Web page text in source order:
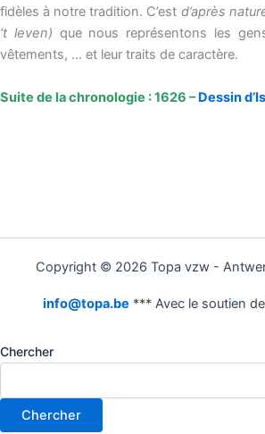
fidèles à notre tradition. C’est d’après
‘t leven) que nous représentons les
vêtements, … et leur traits de caractère.
Suite de la chronologie : 1626 –Dessin
Copyright © 2026 Topa vzw -
info@topa.be *** Avec le soutien de
Chercher
Chercher